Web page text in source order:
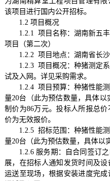
该项目进行国内公开招标。
1.2 项目概况
1.2.1 项目名称：湖南新五
项目（第二次）
1.2.2 项目地点： 湖南省长
1.2.3 项目概况：种猪测定
试及入网。详见采购需求。
1.2.4 项目预算：种猪性能
量20台（此为预估数量，具体
制价为86万元。投标人所报总
价为无效报价。
1.2.5 招标范围：种猪性能
量20台（此为预估数量，具体以
1.2.6 服务期：
自合同签订
展，在招标人通知发货时间及
运送至现场，根据安装进度完